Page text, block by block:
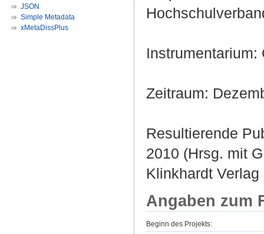
JSON
Simple Metadata
xMetaDissPlus
Instrumentarium:
Zeitraum:
Resultierende
2010 (Hrsg. mit
Klinkhardt
Angaben zum
Beginn des Projekts: